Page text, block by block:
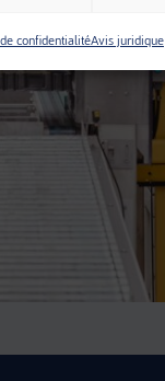
confidentialitéAvis juridique